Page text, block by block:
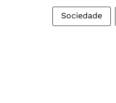
Sociedade